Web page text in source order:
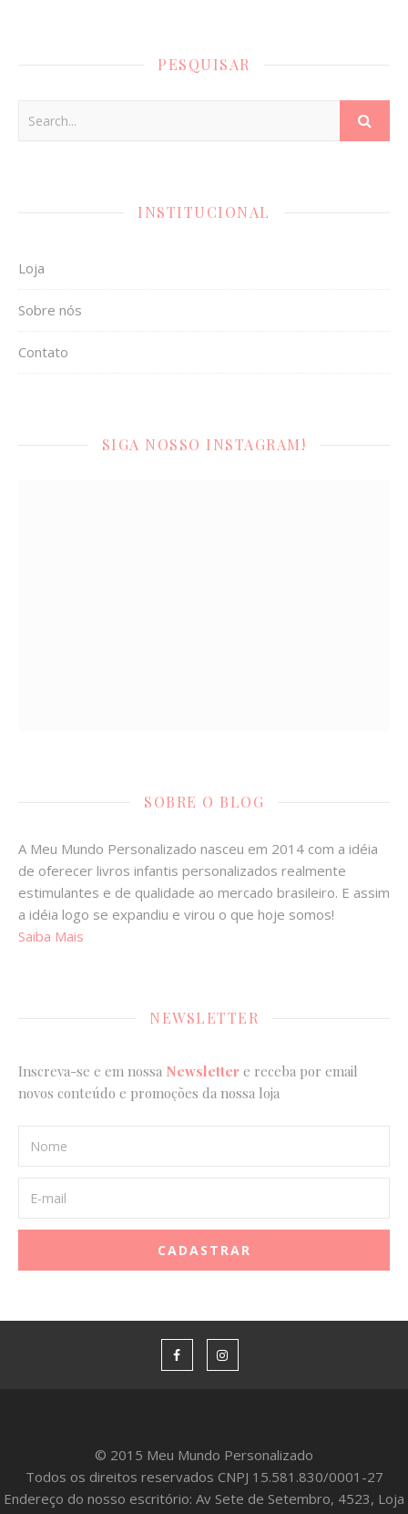
PESQUISAR
INSTITUCIONAL
Loja
Sobre nós
Contato
SIGA NOSSO INSTAGRAM!
SOBRE O BLOG
A Meu Mundo Personalizado nasceu em 2014 com a idéia
de oferecer livros infantis personalizados realmente
estimulantes e de qualidade ao mercado brasileiro. E assim
a idéia logo se expandiu e virou o que hoje somos!
Saiba Mais
NEWSLETTER
Inscreva-se e em nossa Newsletter e receba por email
novos conteúdo e promoções da nossa loja
© 2015 Meu Mundo Personalizado
Todos os direitos reservados CNPJ 15.581.830/0001-27
Endereço do nosso escritório: Av Sete de Setembro, 4523, Loja